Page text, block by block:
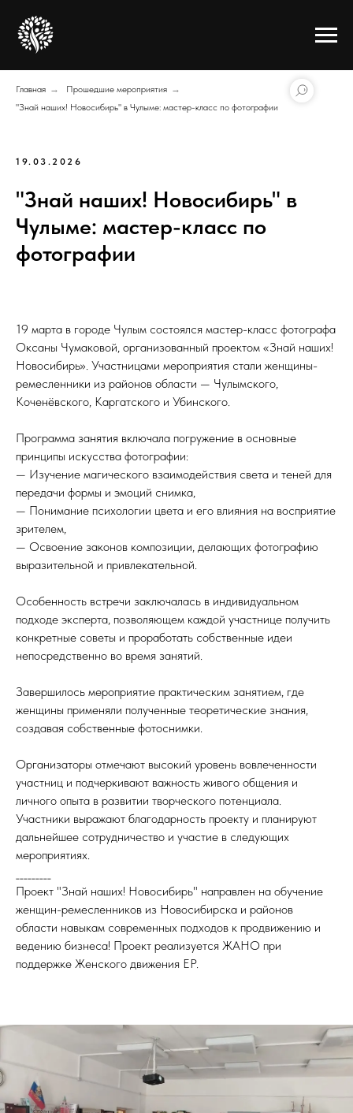
Главная → Прошедшие мероприятия →
"Знай наших! Новосибирь" в Чулыме: мастер-класс по фотографии
19.03.2026
"Знай наших! Новосибирь" в
Чулыме: мастер-класс по
фотографии
19 марта в городе Чулым состоялся мастер-класс фотографа
Оксаны Чумаковой, организованный проектом «Знай наших!
Новосибирь». Участницами мероприятия стали женщины-
ремесленники из районов области — Чулымского,
Коченёвского, Каргатского и Убинского.
Программа занятия включала погружение в основные
принципы искусства фотографии:
— Изучение магического взаимодействия света и теней для
передачи формы и эмоций снимка,
— Понимание психологии цвета и его влияния на восприятие
зрителем,
— Освоение законов композиции, делающих фотографию
выразительной и привлекательной.
Особенность встречи заключалась в индивидуальном
подходе эксперта, позволяющем каждой участнице получить
конкретные советы и проработать собственные идеи
непосредственно во время занятий.
Завершилось мероприятие практическим занятием, где
женщины применяли полученные теоретические знания,
создавая собственные фотоснимки.
Организаторы отмечают высокий уровень вовлеченности
участниц и подчеркивают важность живого общения и
личного опыта в развитии творческого потенциала.
Участники выражают благодарность проекту и планируют
дальнейшее сотрудничество и участие в следующих
мероприятиях.
Проект "Знай наших! Новосибирь" направлен на обучение
женщин-ремесленников из Новосибирска и районов
области навыкам современных подходов к продвижению и
ведению бизнеса! Проект реализуется ЖАНО при
поддержке Женского движения ЕР.